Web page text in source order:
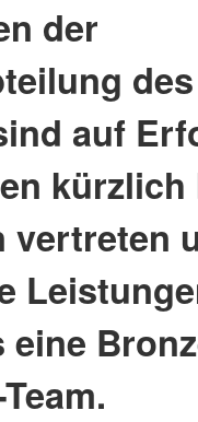
der
auf
vertreten
eine